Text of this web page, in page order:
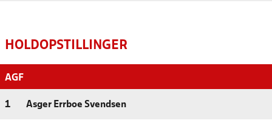
HOLDOPSTILLINGER
AGF
1 Asger Errboe Svendsen